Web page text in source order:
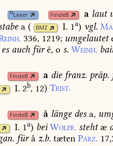
NLexer FindeB a laut
a ( BMZ I. 1a) vgl.
336, 1219; umgelautet
auch fürë, o s. Weinh.
FindeB a die franz. präp.
I. 2b, 12) Trist.
FindeB â länge des a,
I. 1a) bei Wolfr. stehtæ
fürâ z.b. tæten Parz.